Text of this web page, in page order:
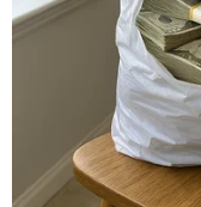
22/11/2021 12:15
Gần đây, một
nhà đầu tư và giới
Metaverse. Vậy
hiểu trong bản tin